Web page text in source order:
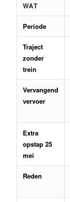
WAT
Periode
Traject
zonder
trein
Vervangend
vervoer
Extra
opstap 25
mei
Reden